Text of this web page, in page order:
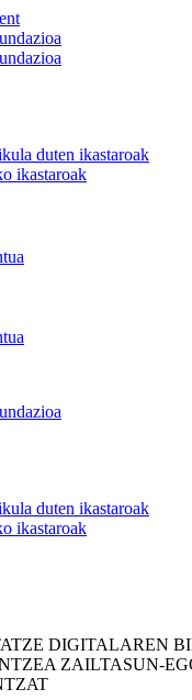
duten ikastaroak
ikastaroak
duten ikastaroak
ikastaroak
DIGITALAREN
ZAILTASUN-